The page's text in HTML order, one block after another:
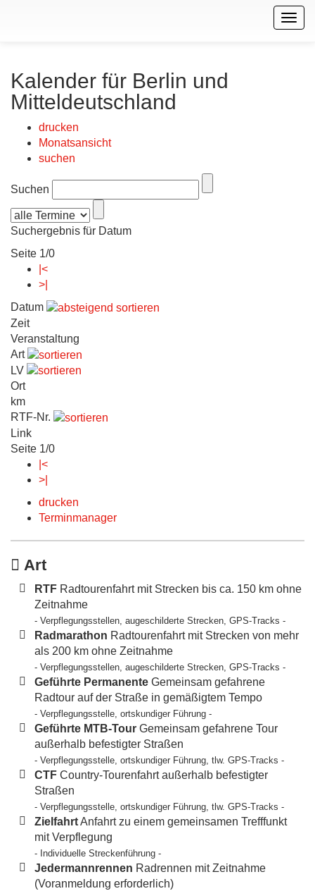
Kalender für Berlin und
Mitteldeutschland
drucken
Monatsansicht
suchen
Suchen
Suchergebnis für Datum
Seite 1/0
|<
>|
Datum
Zeit
Veranstaltung
Art
LV
Ort
km
RTF-Nr.
Link
Seite 1/0
|<
>|
drucken
Terminmanager
Art
RTF Radtourenfahrt mit Strecken bis ca. 150 km ohne
Zeitnahme
- Verpflegungsstellen, augeschilderte Strecken, GPS-Tracks -
Radmarathon Radtourenfahrt mit Strecken von mehr
als 200 km ohne Zeitnahme
- Verpflegungsstellen, augeschilderte Strecken, GPS-Tracks -
Geführte Permanente Gemeinsam gefahrene
Radtour auf der Straße in gemäßigtem Tempo
- Verpflegungsstelle, ortskundiger Führung -
Geführte MTB-Tour Gemeinsam gefahrene Tour
außerhalb befestigter Straßen
- Verpflegungsstelle, ortskundiger Führung, tlw. GPS-Tracks -
CTF Country-Tourenfahrt außerhalb befestigter
Straßen
- Verpflegungsstelle, ortskundiger Führung, tlw. GPS-Tracks -
ZielfahrtAnfahrt zu einem gemeinsamen Trefffunkt
mit Verpflegung
- Individuelle Streckenführung -
Jedermannrennen Radrennen mit Zeitnahme
(Voranmeldung erforderlich)